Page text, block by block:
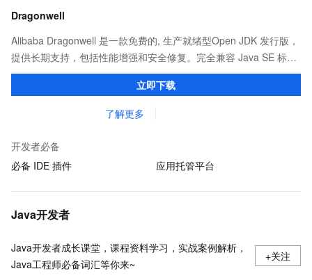
Dragonwell
Alibaba Dragonwell 是一款免费的, 生产就绪型Open JDK 发行版，
提供长期支持，包括性能增强和安全修复。完全兼容 Java SE 标
准，您可以在任何常用操作系统（包括 Linux、Windows 和
macOS）上开发 Java 应用程序。立即下载
了解更多
开发者必备
必备 IDE 插件
应用托管平台
Java开发者
Java开发者成长课堂，课程资料学习，实战案例解析，
Java工程师必备词汇等你来~
+关注